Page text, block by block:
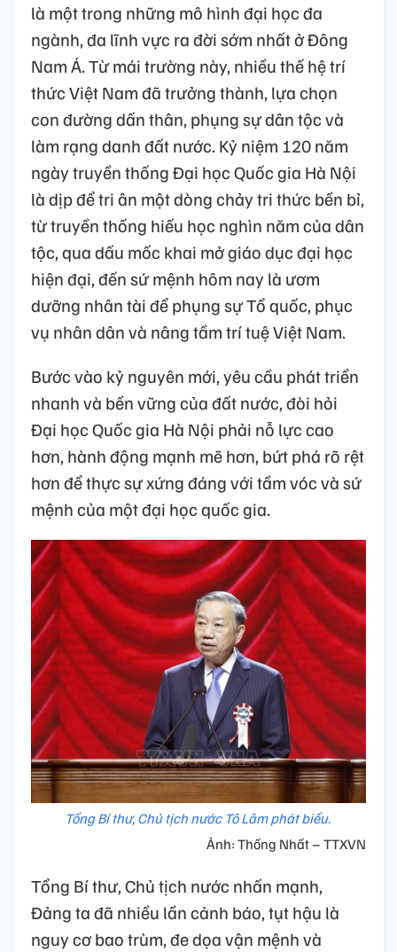
là một trong những mô hình đại học đa
ngành, đa lĩnh vực ra đời sớm nhất ở Đông
Nam Á. Từ mái trường này, nhiều thế hệ trí
thức Việt Nam đã trưởng thành, lựa chọn
con đường dấn thân, phụng sự dân tộc và
làm rạng danh đất nước. Kỷ niệm 120 năm
ngày truyền thống Đại học Quốc gia Hà Nội
là dịp để tri ân một dòng chảy tri thức bền bỉ,
từ truyền thống hiếu học nghìn năm của dân
tộc, qua dấu mốc khai mở giáo dục đại học
hiện đại, đến sứ mệnh hôm nay là ươm
dưỡng nhân tài để phụng sự Tổ quốc, phục
vụ nhân dân và nâng tầm trí tuệ Việt Nam.
Bước vào kỷ nguyên mới, yêu cầu phát triển
nhanh và bền vững của đất nước, đòi hỏi
Đại học Quốc gia Hà Nội phải nỗ lực cao
hơn, hành động mạnh mẽ hơn, bứt phá rõ rệt
hơn để thực sự xứng đáng với tầm vóc và sứ
mệnh của một đại học quốc gia.
Tổng Bí thư, Chủ tịch nước Tô Lâm phát biểu.
Ảnh: Thống Nhất – TTXVN
Tổng Bí thư, Chủ tịch nước nhấn mạnh,
Đảng ta đã nhiều lần cảnh báo, tụt hậu là
nguy cơ bao trùm, đe dọa vận mệnh và